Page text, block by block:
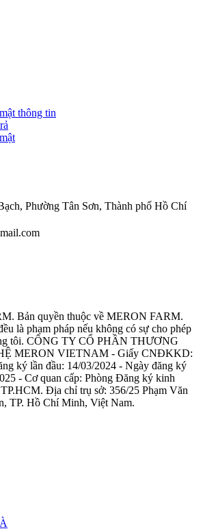
thông tin
Phường Tân Sơn, Thành phố Hồ Chí
Bản quyền thuộc về MERON FARM.
là phạm pháp nếu không có sự cho phép
tôi. CÔNG TY CỔ PHẦN THƯƠNG
MERON VIETNAM - Giấy CNĐKKD:
ký lần đầu: 14/03/2024 - Ngày đăng ký
- Cơ quan cấp: Phòng Đăng ký kinh
Địa chỉ trụ sở: 356/25 Phạm Văn
TP. Hồ Chí Minh, Việt Nam.